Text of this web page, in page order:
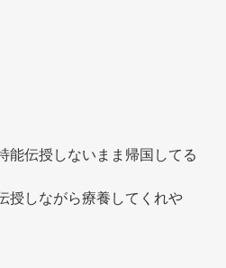
能伝授しないまま帰国してる
授しながら療養してくれや